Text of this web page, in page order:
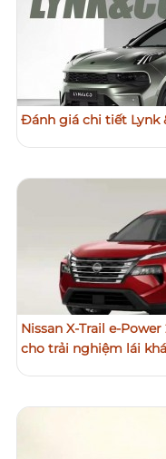
Đánh giá chi tiết Lynk
Nissan X-Trail e-Power
cho trải nghiệm lái